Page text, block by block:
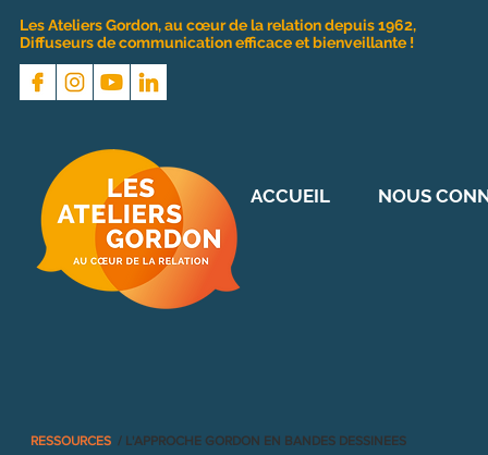
Les Ateliers Gordon, au cœur de la relation depuis 1962,
Diffuseurs de communication efficace et bienveillante !
RESSOURCES / L'APPROCHE GORDON EN BANDES DESSINEES
ACCUEIL NOUS